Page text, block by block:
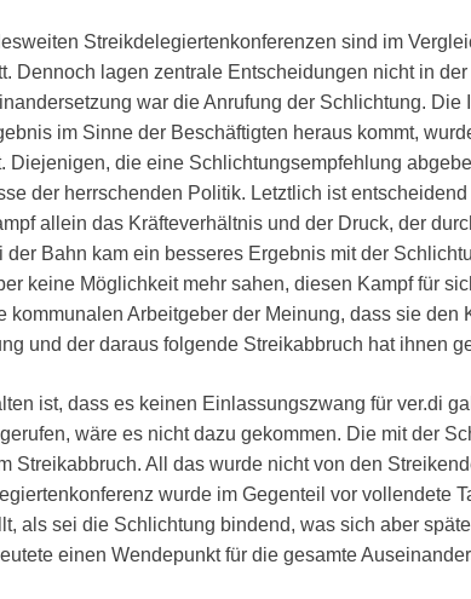
Streikdelegiertenkonferenzen sind im
Dennoch lagen zentrale Entscheidungen nicht in
war die Anrufung der Schlichtung.
im Sinne der Beschäftigten heraus kommt,
Diejenigen, die eine Schlichtungsempfehlung
der herrschenden Politik. Letztlich ist
allein das Kräfteverhältnis und der Druck, der
der Bahn kam ein besseres Ergebnis mit der
keine Möglichkeit mehr sahen, diesen Kampf für
kommunalen Arbeitgeber der Meinung, dass sie den
und der daraus folgende Streikabbruch hat ihnen
ist, dass es keinen Einlassungszwang für ver.di
wäre es nicht dazu gekommen. Die mit der
Streikabbruch. All das wurde nicht von den
wurde im Gegenteil vor vollendete
als sei die Schlichtung bindend, was sich aber
einen Wendepunkt für die gesamte